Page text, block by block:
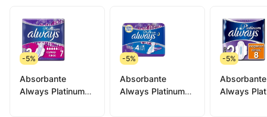
-5%
Absorbante
Always Platinum
-5%
Absorbante
Always Platinum
-5%
Absorbante
Always